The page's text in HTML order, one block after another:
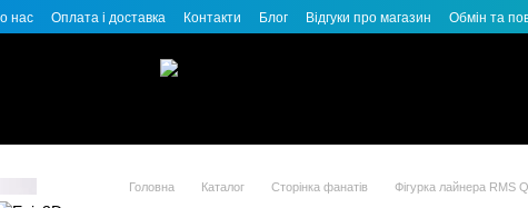
нас Оплата і доставка Контакти Блог Відгуки про магазин Обмін та
Головна Каталог Сторінка фанатів Фігурка лайнера RMS